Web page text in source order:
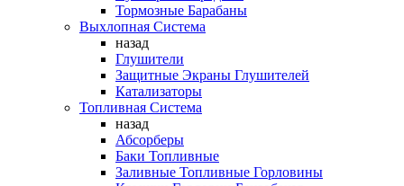
Тормозные Барабаны
Выхлопная Система
назад
Глушители
Защитные Экраны Глушителей
Катализаторы
Топливная Система
назад
Абсорберы
Баки Топливные
Заливные Топливные Горловины